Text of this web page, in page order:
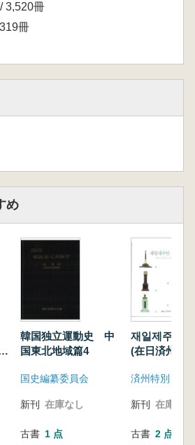
3,520冊
冊
め
韓国独立運動史 中
国東北地域篇4
国史編纂委員会
新刊 在庫なし
古書 1 点
재일제주인
(在日済州人
新刊 在庫なし
古書 2 点